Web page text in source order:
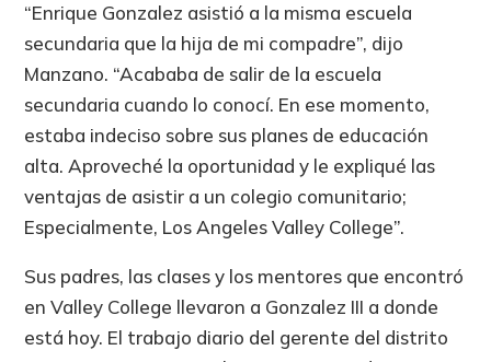
“Enrique Gonzalez asistió a la misma escuela
secundaria que la hija de mi compadre”, dijo
Manzano. “Acababa de salir de la escuela
secundaria cuando lo conocí. En ese momento,
estaba indeciso sobre sus planes de educación
alta. Aproveché la oportunidad y le expliqué las
ventajas de asistir a un colegio comunitario;
Especialmente, Los Angeles Valley College”.
Sus padres, las clases y los mentores que encontró
en Valley College llevaron a Gonzalez III a donde
está hoy. El trabajo diario del gerente del distrito